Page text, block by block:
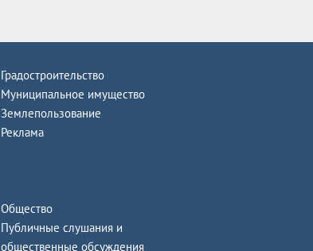
Градостроительство
Муниципальное имущество
Землепользование
Реклама
Общество
Публичные слушания и
общественные обсуждения